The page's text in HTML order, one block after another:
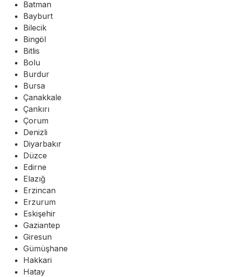
Batman
Bayburt
Bilecik
Bingöl
Bitlis
Bolu
Burdur
Bursa
Çanakkale
Çankırı
Çorum
Denizli
Diyarbakır
Düzce
Edirne
Elazığ
Erzincan
Erzurum
Eskişehir
Gaziantep
Giresun
Gümüşhane
Hakkari
Hatay